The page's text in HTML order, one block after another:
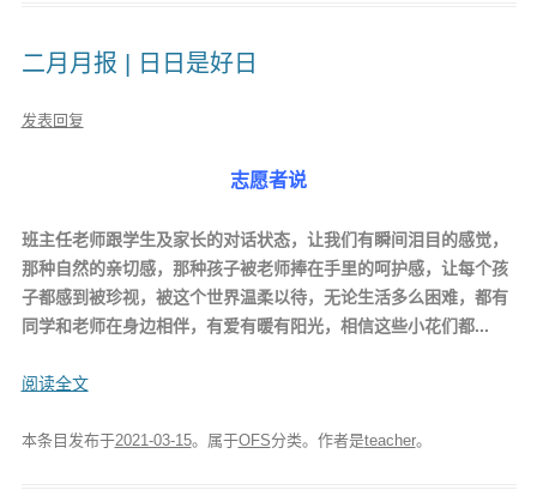
二月月报 | 日日是好日
发表回复
志愿者说
班主任老师跟学生及家长的对话状态，让我们有瞬间泪目的感觉，
那种自然的亲切感，那种孩子被老师捧在手里的呵护感，让每个孩
子都感到被珍视，被这个世界温柔以待，无论生活多么困难，都有
同学和老师在身边相伴，有爱有暖有阳光，相信这些小花们都...
阅读全文
本条目发布于2021-03-15。属于OFS分类。 作者是teacher。